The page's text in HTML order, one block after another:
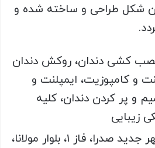
شکل طراحی و ساخته شده و
.
کشی دندان، روکش دندان
و کامپوزیت، ایمپلنت و
و پر کردن دندان، کلیه
زیبایی
شیراز، شهر جدید صدرا، فاز 1، بلوار مولانا،